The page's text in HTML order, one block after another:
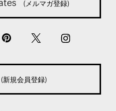
(メルマガ登録)
規会員登録)